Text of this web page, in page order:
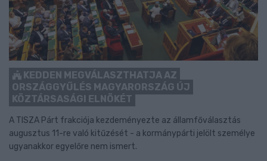
KEDDEN MEGVÁLASZTHATJA AZ
ORSZÁGGYŰLÉS MAGYARORSZÁG ÚJ
KÖZTÁRSASÁGI ELNÖKÉT
A TISZA Párt frakciója kezdeményezte az államfőválasztás
augusztus 11-re való kitűzését - a kormánypárti jelölt személye
ugyanakkor egyelőre nem ismert.